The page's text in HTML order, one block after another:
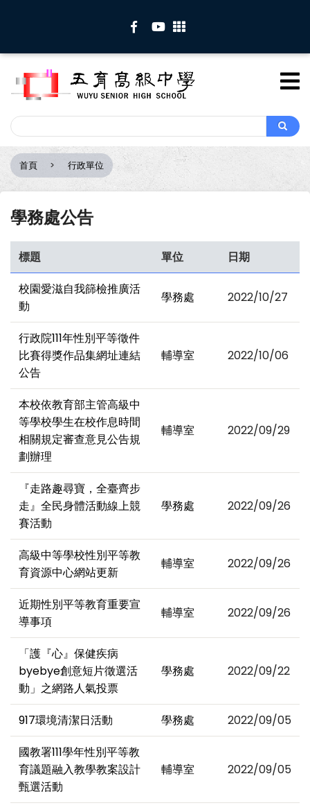
內
Search
Search
導
航
結
首頁 行政單位
學務處公告
標題 單位
日期
校園愛滋自我篩檢推廣活
動
學務處 2022/10/27
行政院111年性別平等徵件
比賽得獎作品集網址連結
公告
輔導室 2022/10/06
本校依教育部主管高級中
等學校學生在校作息時間
相關規定審查意見公告規
劃辦理
輔導室 2022/09/29
『走路趣尋寶，全臺齊步
走』全民身體活動線上競
賽活動
學務處 2022/09/26
高級中等學校性別平等教
育資源中心網站更新
輔導室 2022/09/26
近期性別平等教育重要宣
導事項
輔導室 2022/09/26
「護『心』保健疾病
byebye創意短片徵選活
動」之網路人氣投票
學務處 2022/09/22
917環境清潔日活動 學務處
2022/09/05
國教署111學年性別平等教
育議題融入教學教案設計
甄選活動
輔導室 2022/09/05